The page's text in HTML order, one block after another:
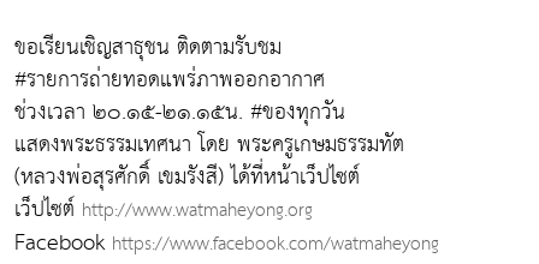
ขอเรียนเชิญสาธุชน ติดตามรับชม
#รายการถ่ายทอดแพร่ภาพออกอากาศ
ช่วงเวลา ๒๐.๑๕-๒๑.๑๕น. #ของทุกวัน
แสดงพระธรรมเทศนา โดย พระครูเกษมธรรมทัต
(หลวงพ่อสุรศักดิ์ เขมรังสี) ได้ที่หน้าเว็ปไซต์
เว็ปไซต์ http://www.watmaheyong.org
Facebook https://www.facebook.com/watmaheyong